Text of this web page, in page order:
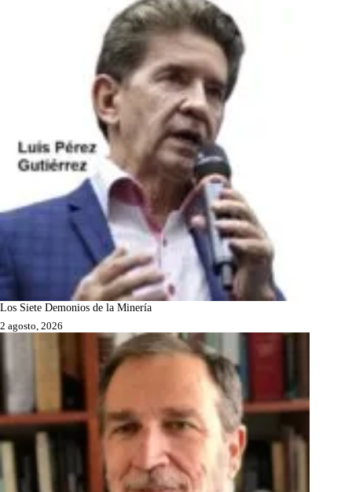
Los Siete Demonios de la Minería
2 agosto, 2026